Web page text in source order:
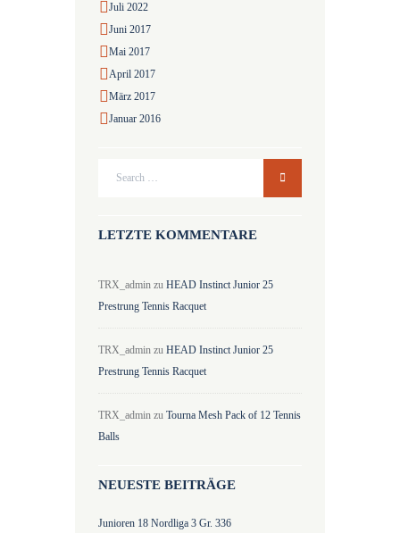
Juli2022
Juni2017
Mai2017
April2017
März2017
Januar2016
LETZTE KOMMENTARE
TRX_admin zuHEAD Instinct Junior 25
Prestrung Tennis Racquet
TRX_admin zuHEAD Instinct Junior 25
Prestrung Tennis Racquet
TRX_admin zuTourna Mesh Pack of 12 Tennis
Balls
NEUESTE BEITRÄGE
Junioren 18 Nordliga 3 Gr. 336